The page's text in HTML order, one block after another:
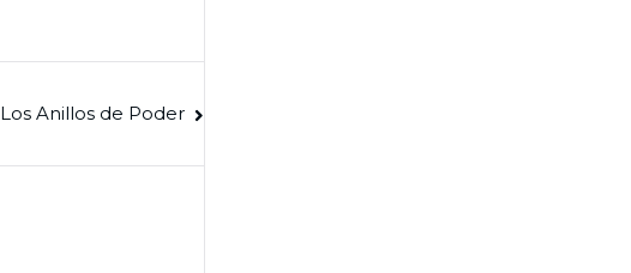
Los Anillos de Poder